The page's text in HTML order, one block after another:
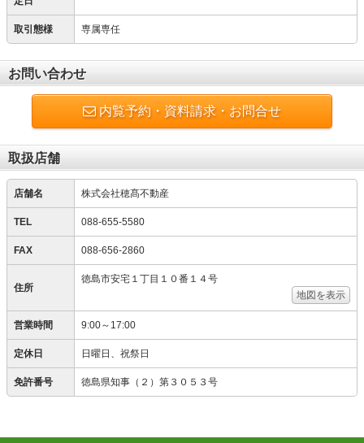
取引態様 専属専任
お問い合わせ
内覧予約・資料請求・お問合せ
取扱店舗
店舗名 株式会社穂髙不動産
TEL 088-655-5580
FAX 088-656-2860
住所
徳島市安宅１丁目１０番１４号
地図を表示
営業時間 9:00～17:00
定休日 日曜日、祝祭日
免許番号 徳島県知事（２）第３０５３号